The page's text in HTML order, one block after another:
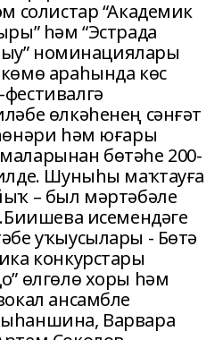
солистар “Академик
һәм “Эстрада
номинациялары
араһында көс
өлкәһенең сәнғәт
һәм юғары
бөтәһе 200-
Шуныһы маҡтауға
– был мәртәбәле
исемендәге
уҡыусылары - Бөтә
конкурстары
өлгөлө хоры һәм
ансамбле
Варвара